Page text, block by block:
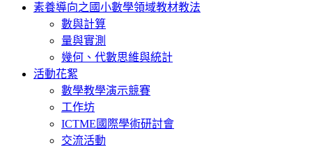
素養導向之國小數學領域教材教法
數與計算
量與實測
幾何、代數思維與統計
活動花絮
數學教學演示競賽
工作坊
ICTME國際學術研討會
交流活動